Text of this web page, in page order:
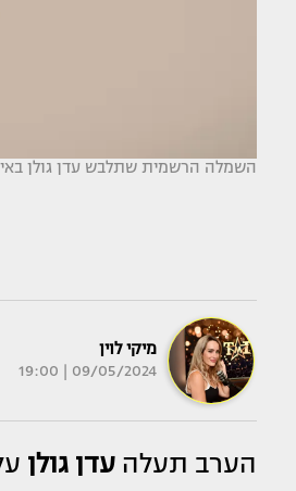
השמלה הרשמית שתלבש עדן גולן
מיקי לוין
09/05/2024 | 19:00
הערב תעלהעדן גולן